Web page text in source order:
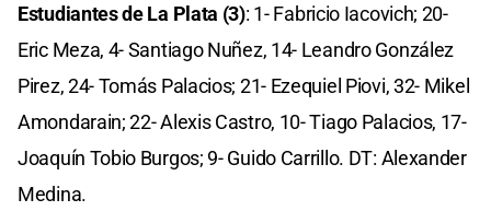
Estudiantes de La Plata (3): 1- Fabricio Iacovich; 20-
Eric Meza, 4- Santiago Nuñez, 14- Leandro González
Pirez, 24- Tomás Palacios; 21- Ezequiel Piovi, 32- Mikel
Amondarain; 22- Alexis Castro, 10- Tiago Palacios, 17-
Joaquín Tobio Burgos; 9- Guido Carrillo. DT: Alexander
Medina.